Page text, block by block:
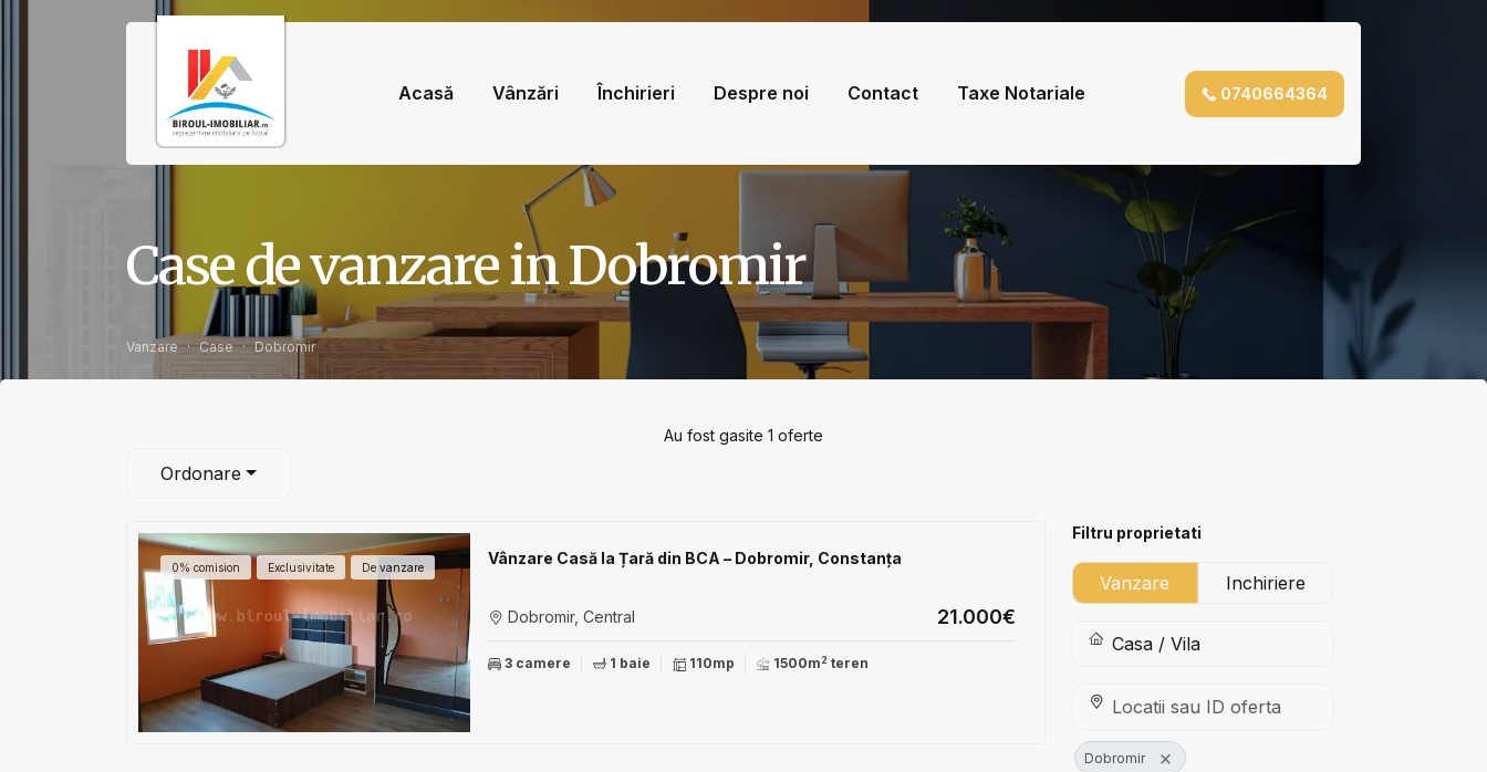
Acasă Vânzări Închirieri Despre noi Contact Taxe Notariale 0740664364
Case de vanzare in Dobromir
Vanzare Case Dobromir
Au fost gasite 1 oferte
Ordonare
0% comision Exclusivitate De vanzare Vânzare Casă la Țară din BCA – Dobromir, Constanța
Dobromir, Central 21.000€
3 camere 1 baie 110mp 1500m2 teren
Filtru proprietati
Vanzare Inchiriere
Dobromir ×